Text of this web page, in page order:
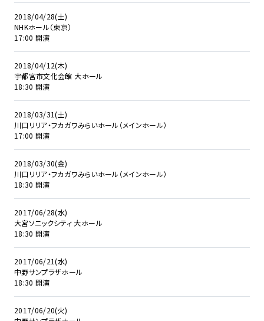
2018/04/28(土)
NHKホール（東京）
17:00 開演
2018/04/12(木)
宇都宮市文化会館 大ホール
18:30 開演
2018/03/31(土)
川口リリア・フカガワみらいホール（メインホール）
17:00 開演
2018/03/30(金)
川口リリア・フカガワみらいホール（メインホール）
18:30 開演
2017/06/28(水)
大宮ソニックシティ 大ホール
18:30 開演
2017/06/21(水)
中野サンプラザホール
18:30 開演
2017/06/20(火)